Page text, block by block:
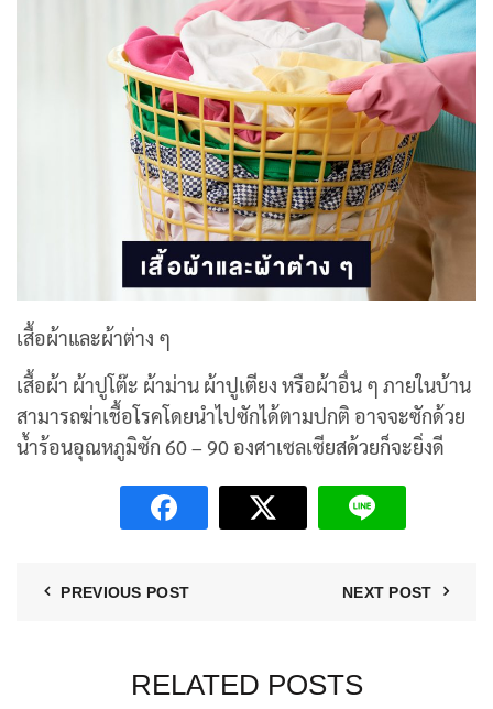
เสื้อผ้าและผ้าต่าง ๆ
เสื้อผ้า ผ้าปูโต๊ะ ผ้าม่าน ผ้าปูเตียง หรือผ้าอื่น ๆ ภายในบ้าน
สามารถฆ่าเชื้อโรคโดยนำไปซักได้ตามปกติ อาจจะซักด้วย
น้ำร้อนอุณหภูมิซัก 60 – 90 องศาเซลเซียสด้วยก็จะยิ่งดี
PREVIOUS POST NEXT POST
RELATED POSTS